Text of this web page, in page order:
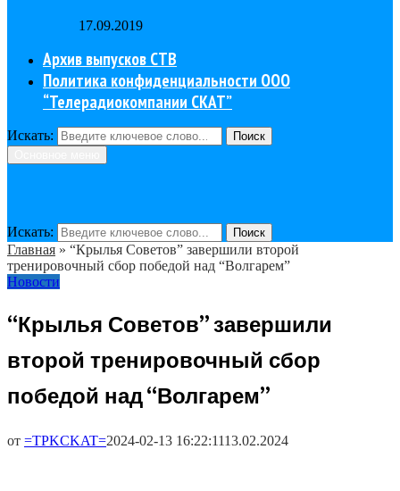
17.09.2019
Архив выпусков СТВ
Политика конфиденциальности ООО
“Телерадиокомпании СКАТ”
Искать:
Поиск
Искать: Поиск
Главная » “Крылья Советов” завершили второй
тренировочный сбор победой над “Волгарем”
Новости
“Крылья Советов” завершили
второй тренировочный сбор
победой над “Волгарем”
от =TPKCKAT=2024-02-13 16:22:1113.02.2024